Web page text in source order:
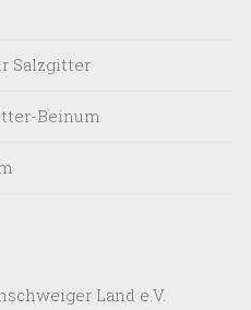
Salzgitter
Beinum
Land e.V.